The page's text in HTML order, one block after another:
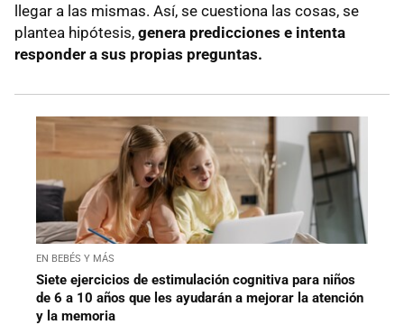
llegar a las mismas. Así, se cuestiona las cosas, se
plantea hipótesis, genera predicciones e intenta
responder a sus propias preguntas.
EN BEBÉS Y MÁS
Siete ejercicios de estimulación cognitiva para niños
de 6 a 10 años que les ayudarán a mejorar la atención
y la memoria